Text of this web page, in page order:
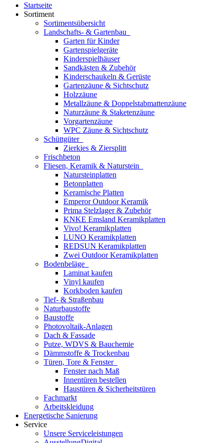
Startseite
Sortiment
Sortimentsübersicht
Landschafts- & Gartenbau
Garten für Kinder
Gartenspielgeräte
Kinderspielhäuser
Sandkästen & Zubehör
Kinderschaukeln & Gerüste
Gartenzäune & Sichtschutz
Holzzäune
Metallzäune & Doppelstabmattenzäune
Naturzäune & Staketenzäune
Vorgartenzäune
WPC Zäune & Sichtschutz
Schüttgüter
Zierkies & Ziersplitt
Frischbeton
Fliesen, Keramik & Naturstein
Natursteinplatten
Betonplatten
Keramische Platten
Emperor Outdoor Keramik
Prima Stelzlager & Zubehör
KNKE Emsland Keramikplatten
Vivo! Keramikplatten
LUNO Keramikplatten
REDSUN Keramikplatten
Zwei Outdoor Keramikplatten
Bodenbeläge
Laminat kaufen
Vinyl kaufen
Korkboden kaufen
Tief- & Straßenbau
Naturbaustoffe
Baustoffe
Photovoltaik-Anlagen
Dach & Fassade
Putze, WDVS & Bauchemie
Dämmstoffe & Trockenbau
Türen, Tore & Fenster
Fenster nach Maß
Innentüren bestellen
Haustüren & Sicherheitstüren
Fachmarkt
Arbeitskleidung
Energetische Sanierung
Service
Unsere Serviceleistungen